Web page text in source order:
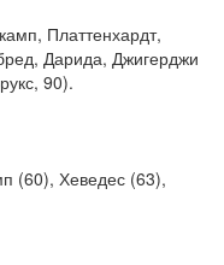
Платтенхардт,
Дарида, Джигерджи
90).
(60), Хеведес (63),